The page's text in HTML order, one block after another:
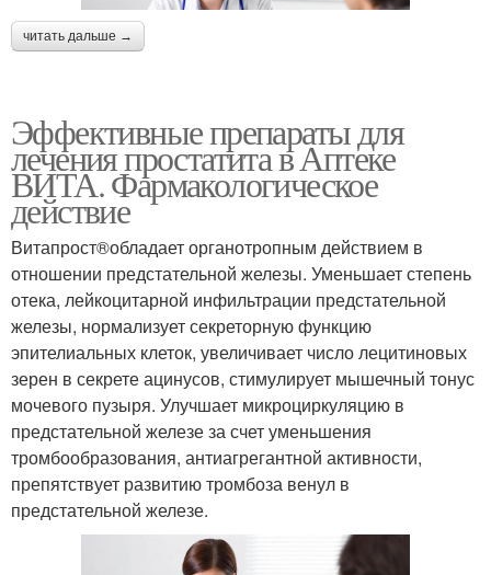
читать дальше →
Эффективные препараты для
лечения простатита в Аптеке
ВИТА. Фармакологическое
действие
Витапрост®обладает органотропным действием в
отношении предстательной железы. Уменьшает степень
отека, лейкоцитарной инфильтрации предстательной
железы, нормализует секреторную функцию
эпителиальных клеток, увеличивает число лецитиновых
зерен в секрете ацинусов, стимулирует мышечный тонус
мочевого пузыря. Улучшает микроциркуляцию в
предстательной железе за счет уменьшения
тромбообразования, антиагрегантной активности,
препятствует развитию тромбоза венул в
предстательной железе.